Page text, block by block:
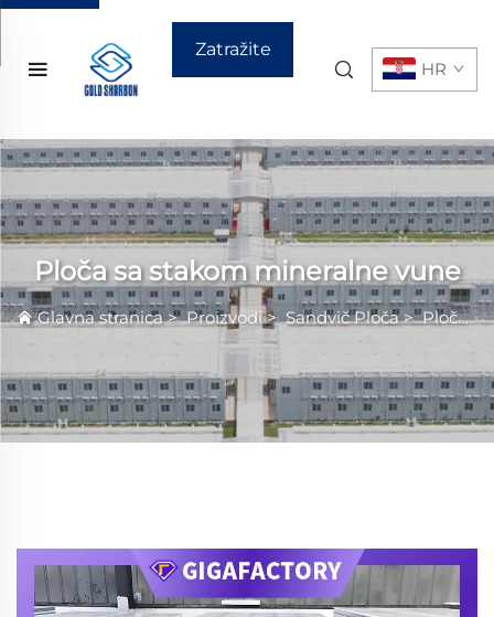
Zatražite
HR
Ploča sa stakom mineralne vune
Glavna stranica>Proizvodi>Sandvič Ploča>Ploča sa stakom mineralne vune